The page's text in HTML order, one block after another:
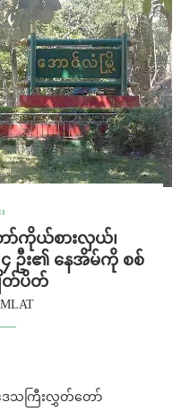
ကိုယ်စားလှယ်၊
၄ ဦး၏ နေအိမ်ကို စစ်
တ်ပိတ်
MLAT
ေသကြီးလွှတ်တော်